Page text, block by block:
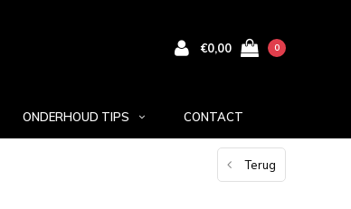
€0,00 0
ONDERHOUD TIPS CONTACT
Terug